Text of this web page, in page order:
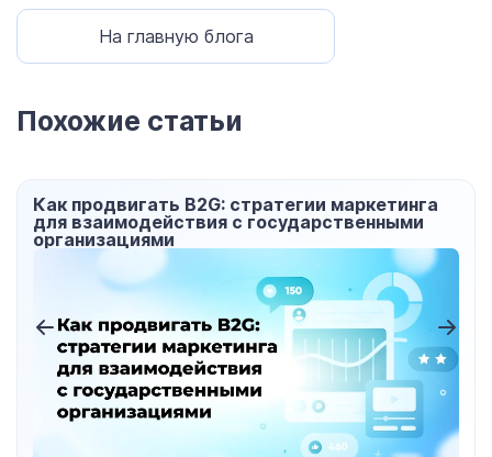
На главную блога
Похожие статьи
Как хранить данные своих клиентов в
инфобизнесе